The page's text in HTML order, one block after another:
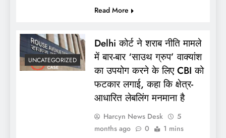
Read More
UNCATEGORIZED
Delhi कोर्ट ने शराब नीति मामले
में बार-बार ‘साउथ ग्रुप’ वाक्यांश
का उपयोग करने के लिए CBI को
फटकार लगाई, कहा कि क्षेत्र-
आधारित लेबलिंग मनमाना है
Harcyn News Desk
5
months ago
0 1 mins